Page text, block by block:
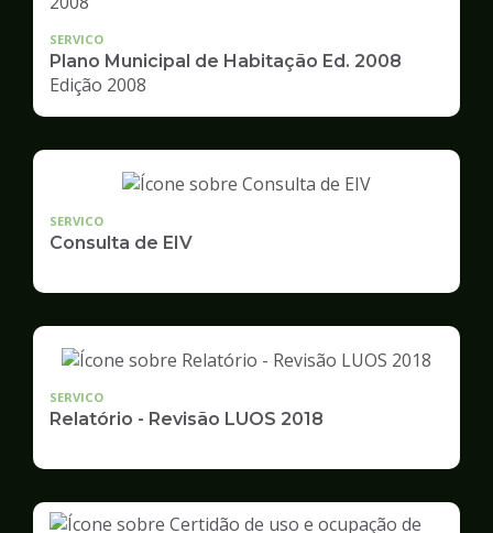
SERVICO
Plano Municipal de Habitação Ed. 2008
Edição 2008
SERVICO
Consulta de EIV
SERVICO
Relatório - Revisão LUOS 2018